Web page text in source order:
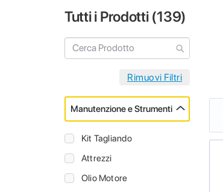
Tutti i Prodotti (139)
Manutenzione e Strumenti
Kit Tagliando
Attrezzi
Olio Motore